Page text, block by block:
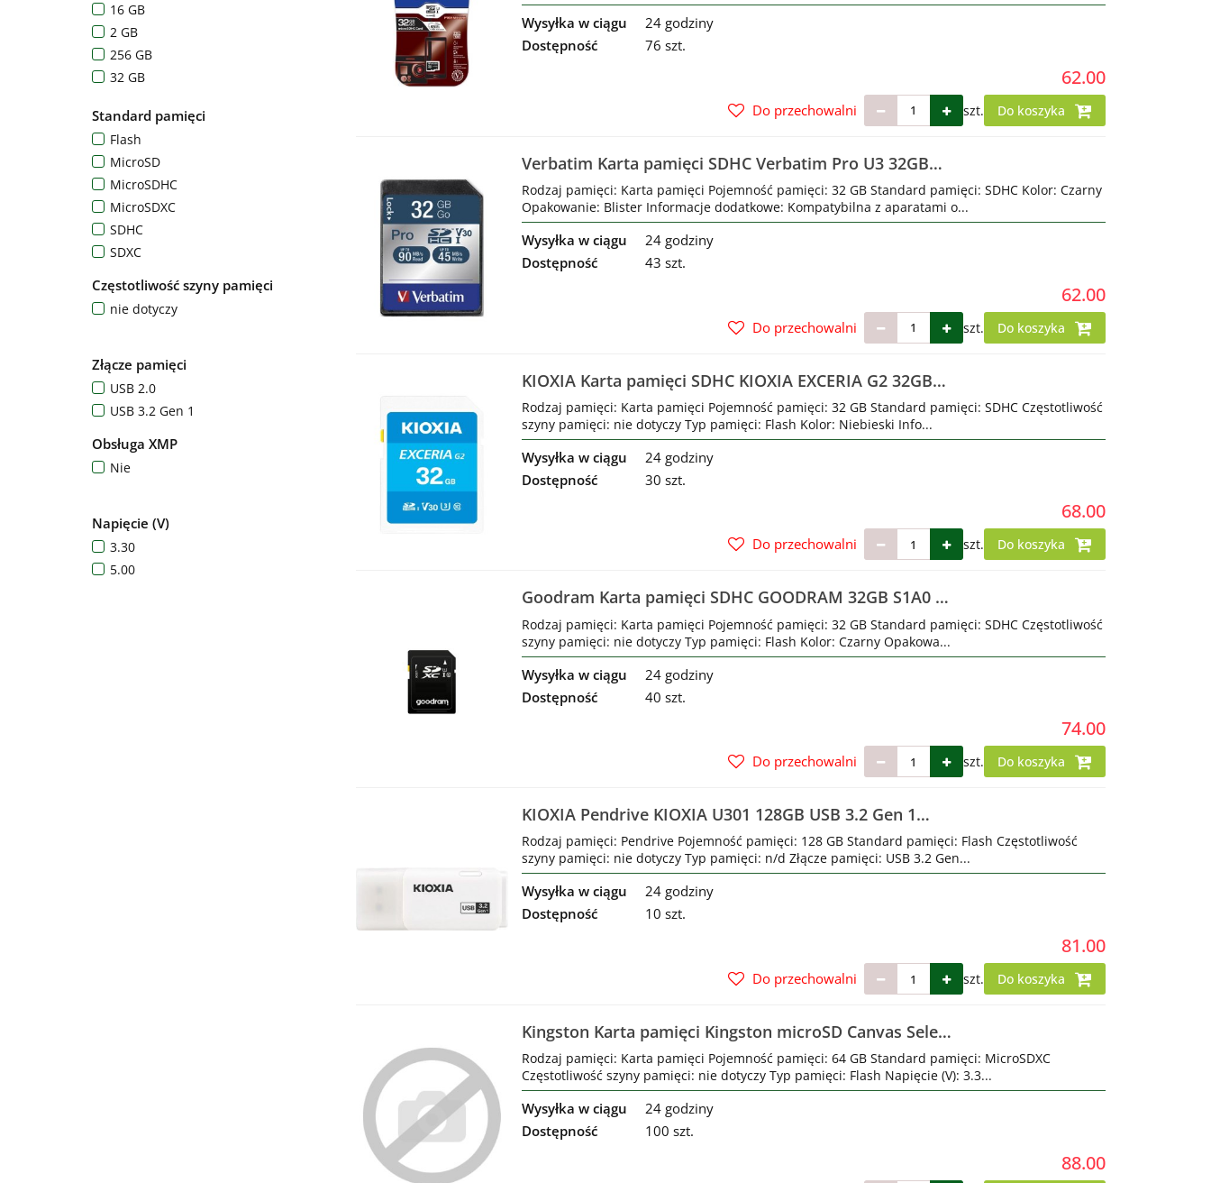
16 GB
2 GB
256 GB
32 GB
64 GB
Standard pamięci
Flash
MicroSD
MicroSDHC
MicroSDXC
SDHC
SDXC
Częstotliwość szyny pamięci
nie dotyczy
Złącze pamięci
USB 2.0
USB 3.2 Gen 1
Obsługa XMP
Nie
Napięcie (V)
3.30
5.00
Wysyłka w ciągu
24 godziny
Dostępność
76 szt.
62.00
szt. Do koszyka
Do przechowalni
Verbatim Karta pamięci SDHC Verbatim Pro U3 32GB
(90/45 MB/s) Class 10 UHS-1 V30
Rodzaj pamięci: Karta pamięci Pojemność pamięci: 32 GB Standard pamięci: SDHC Kolor: Czarny
Opakowanie: Blister Informacje dodatkowe: Kompatybilna z aparatami o...
Wysyłka w ciągu
24 godziny
Dostępność
43 szt.
62.00
szt. Do koszyka
Do przechowalni
KIOXIA Karta pamięci SDHC KIOXIA EXCERIA G2 32GB
UHS-I U3 V30
Rodzaj pamięci: Karta pamięci Pojemność pamięci: 32 GB Standard pamięci: SDHC Częstotliwość
szyny pamięci: nie dotyczy Typ pamięci: Flash Kolor: Niebieski Info...
Wysyłka w ciągu
24 godziny
Dostępność
30 szt.
68.00
szt. Do koszyka
Do przechowalni
Goodram Karta pamięci SDHC GOODRAM 32GB S1A0 cl
10 UHS-I
Rodzaj pamięci: Karta pamięci Pojemność pamięci: 32 GB Standard pamięci: SDHC Częstotliwość
szyny pamięci: nie dotyczy Typ pamięci: Flash Kolor: Czarny Opakowa...
Wysyłka w ciągu
24 godziny
Dostępność
40 szt.
74.00
szt. Do koszyka
Do przechowalni
KIOXIA Pendrive KIOXIA U301 128GB USB 3.2 Gen 1
White
Rodzaj pamięci: Pendrive Pojemność pamięci: 128 GB Standard pamięci: Flash Częstotliwość
szyny pamięci: nie dotyczy Typ pamięci: n/d Złącze pamięci: USB 3.2 Gen...
Wysyłka w ciągu
24 godziny
Dostępność
10 szt.
81.00
szt. Do koszyka
Do przechowalni
Kingston Karta pamięci Kingston microSD Canvas Select
Plus Gen3 64GB UHS-I Class 10 + adapter
Rodzaj pamięci: Karta pamięci Pojemność pamięci: 64 GB Standard pamięci: MicroSDXC
Częstotliwość szyny pamięci: nie dotyczy Typ pamięci: Flash Napięcie (V): 3.3...
Wysyłka w ciągu
24 godziny
Dostępność
100 szt.
88.00